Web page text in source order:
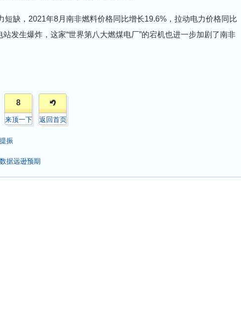
短缺，2021年8月南非燃料价格同比增长19.6%，拉动电力价格同比
发生爆炸，这家“世界第八大燃煤电厂”的宕机也进一步加剧了南非
8
来顶一下 返回首页
振
据远逊预期